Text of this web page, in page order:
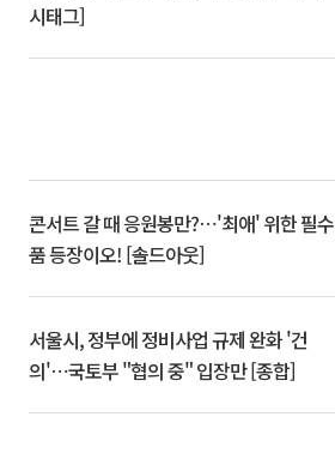
시태그]
콘서트 갈 때 응원봉만?⋯'최애' 위한 필수
품 등장이오! [솔드아웃]
서울시, 정부에 정비사업 규제 완화 '건
의'⋯국토부 "협의 중" 입장만 [종합]